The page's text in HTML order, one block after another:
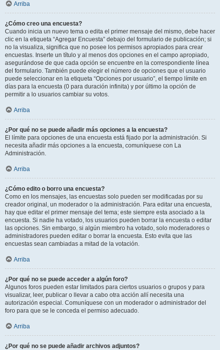
Arriba
¿Cómo creo una encuesta?
Cuando inicia un nuevo tema o edita el primer mensaje del mismo, debe hacer
clic en la etiqueta “Agregar Encuesta” debajo del formulario de publicación; si
no la visualiza, significa que no posee los permisos apropiados para crear
encuestas. Inserte un título y al menos dos opciones en el campo apropiado,
asegurándose de que cada opción se encuentre en la correspondiente línea
del formulario. También puede elegir el número de opciones que el usuario
puede seleccionar en la etiqueta “Opciones por usuario”, el tiempo límite en
días para la encuesta (0 para duración infinita) y por último la opción de
permitir a lo usuarios cambiar su votos.
Arriba
¿Por qué no se puede añadir más opciones a la encuesta?
El límite para opciones de una encuesta está fijado por la administración. Si
necesita añadir más opciones a la encuesta, comuníquese con La
Administración.
Arriba
¿Cómo edito o borro una encuesta?
Como en los mensajes, las encuestas solo pueden ser modificadas por su
creador original, un moderador o la administración. Para editar una encuesta,
hay que editar el primer mensaje del tema; este siempre esta asociado a la
encuesta. Si nadie ha votado, los usuarios pueden borrar la encuesta o editar
las opciones. Sin embargo, si algún miembro ha votado, solo moderadores o
administradores pueden editar o borrar la encuesta. Esto evita que las
encuestas sean cambiadas a mitad de la votación.
Arriba
¿Por qué no se puede acceder a algún foro?
Algunos foros pueden estar limitados para ciertos usuarios o grupos y para
visualizar, leer, publicar o llevar a cabo otra acción allí necesita una
autorización especial. Comuníquese con un moderador o administrador del
foro para que se le conceda el permiso adecuado.
Arriba
¿Por qué no se puede añadir archivos adjuntos?